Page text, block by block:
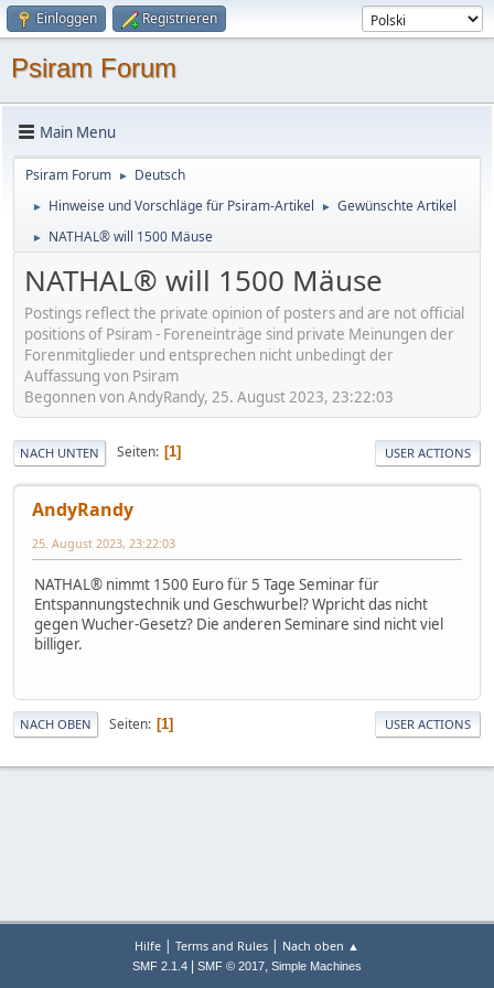
Einloggen Registrieren
Psiram Forum
Main Menu
Psiram Forum ► Deutsch
► Hinweise und Vorschläge für Psiram-Artikel ► Gewünschte Artikel
► NATHAL® will 1500 Mäuse
NATHAL® will 1500 Mäuse
Postings reflect the private opinion of posters and are not official
positions of Psiram - Foreneinträge sind private Meinungen der
Forenmitglieder und entsprechen nicht unbedingt der
Auffassung von Psiram
Begonnen von AndyRandy, 25. August 2023, 23:22:03
NACH UNTEN Seiten 1 USER ACTIONS
AndyRandy
25. August 2023, 23:22:03
NATHAL® nimmt 1500 Euro für 5 Tage Seminar für
Entspannungstechnik und Geschwurbel? Wpricht das nicht
gegen Wucher-Gesetz? Die anderen Seminare sind nicht viel
billiger.
NACH OBEN Seiten 1 USER ACTIONS
Hilfe | Terms and Rules | Nach oben ▲
SMF 2.1.4 SMF © 2017, Simple Machines